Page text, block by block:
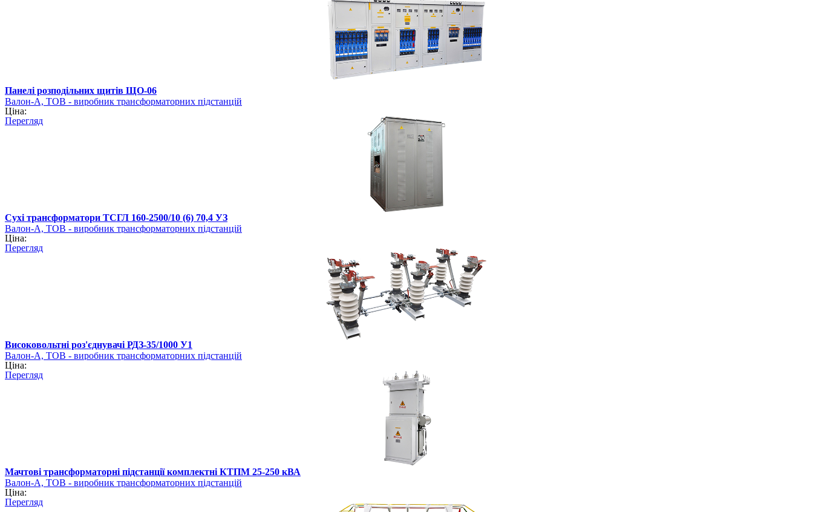
Панелі розподільних щитів ЩО-06
Валон-А, ТОВ - виробник трансформаторних підстанцій
Ціна:
Перегляд
Сухі трансформатори ТСГЛ 160-2500/10 (6) 70,4 УЗ
Валон-А, ТОВ - виробник трансформаторних підстанцій
Ціна:
Перегляд
Високовольтні роз'єднувачі РДЗ-35/1000 У1
Валон-А, ТОВ - виробник трансформаторних підстанцій
Ціна:
Перегляд
Мачтові трансформаторні підстанції комплектні КТПМ 25-250 кВА
Валон-А, ТОВ - виробник трансформаторних підстанцій
Ціна:
Перегляд